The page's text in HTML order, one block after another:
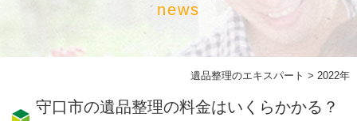
news
遺品整理のエキスパート >2022年
守口市の遺品整理の料金はいくらかかる？